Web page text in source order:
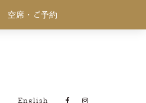
空席・ご予約
English